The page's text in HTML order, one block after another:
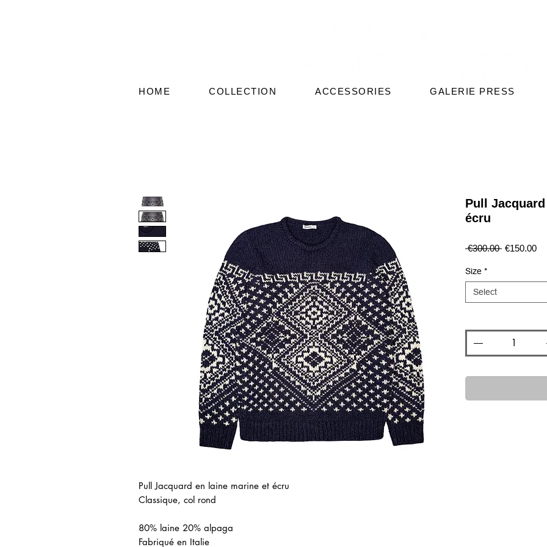
HOME COLLECTION ACCESSORIES GALERIE PRESS
Pull Jacquard en laine marine et écru
Classique, col rond
80% laine 20% alpaga
Fabriqué en Italie
Pull
écru
€300.00 Regular
€150.00
Size *
Select